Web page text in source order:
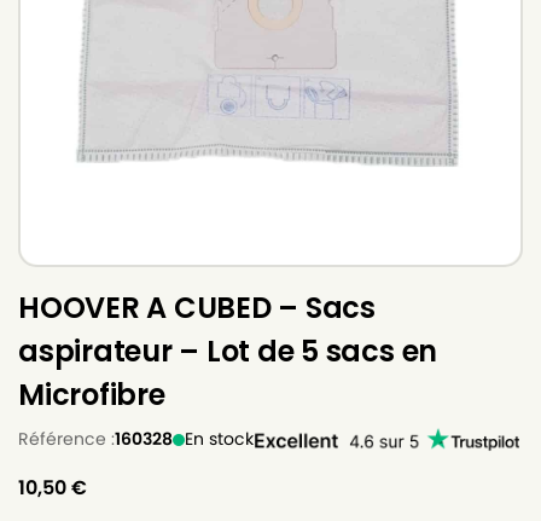
HOOVER A CUBED – Sacs
aspirateur – Lot de 5 sacs en
Microfibre
Référence :160328 En stock
10,50€